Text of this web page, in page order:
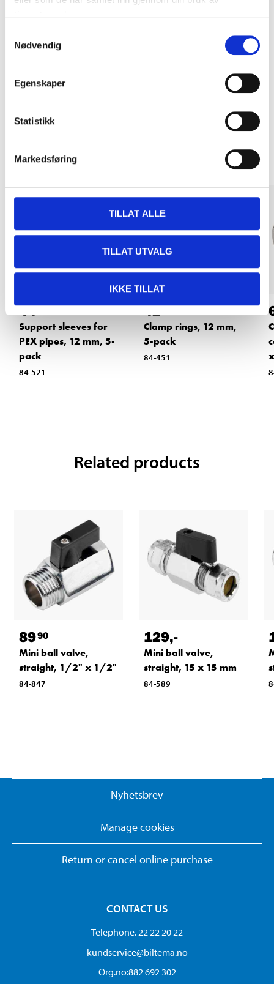
Nødvendig
Egenskaper
Statistikk
Markedsføring
TILLAT ALLE
TILLAT UTVALG
IKKE TILLAT
Other customers also bought
4490
Support sleeves for
PEX pipes, 12 mm, 5-
pack
84-521
4290
Clamp rings, 12 mm,
5-pack
84-451
Related products
8990
Mini ball valve,
straight, 1/2" x 1/2"
84-847
129,-
Mini ball valve,
straight, 15 x 15 mm
84-589
Nyhetsbrev
Manage cookies
Return or cancel online purchase
CONTACT US
Telephone. 22 22 20 22
kundservice@biltema.no
Org.no:882 692 302